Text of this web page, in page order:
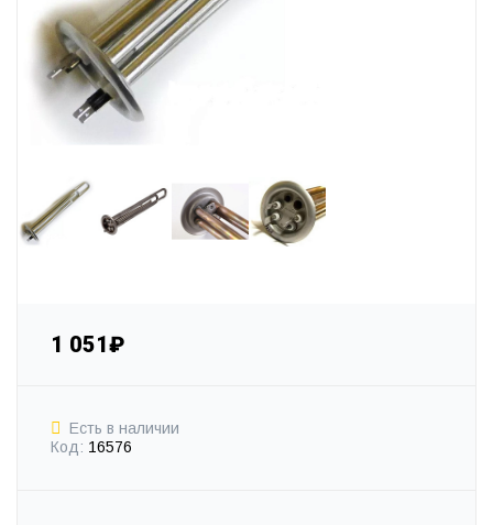
1 051₽
Есть в наличии
Код: 16576